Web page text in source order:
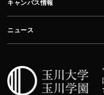
キャンパス情報
ニュース